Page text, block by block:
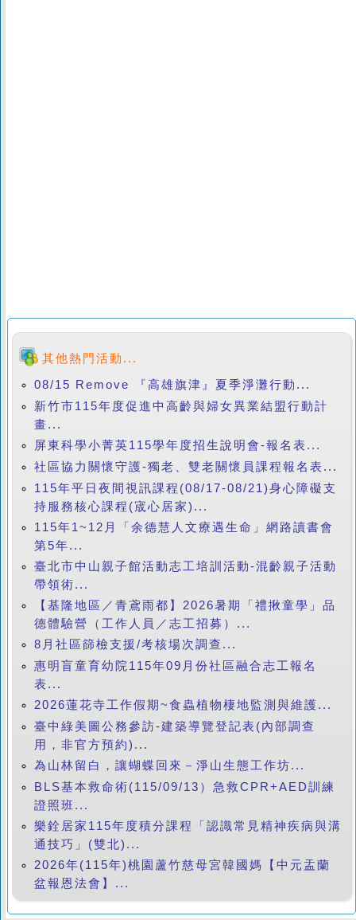
其他熱門活動...
08/15 Remove 『高雄旗津』夏季淨灘行動...
新竹市115年度促進中高齡與婦女異業結盟行動計
畫...
屏東科學小菁英115學年度招生說明會-報名表...
社區協力關懷守護-獨老、雙老關懷員課程報名表...
115年平日夜間視訊課程(08/17-08/21)身心障礙支
持服務核心課程(宬心居家)...
115年1~12月「余德慧人文療遇生命」網路讀書會
第5年...
臺北市中山親子館活動志工培訓活動-混齡親子活動
帶領術...
【基隆地區／青鳶雨都】2026暑期「禮揪童學」品
德體驗營（工作人員／志工招募）...
8月社區篩檢支援/考核場次調查...
惠明盲童育幼院115年09月份社區融合志工報名
表...
2026蓮花寺工作假期~食蟲植物棲地監測與維護...
臺中綠美圖公務參訪-建築導覽登記表(內部調查
用，非官方預約)...
為山林留白，讓蝴蝶回來－淨山生態工作坊...
BLS基本救命術(115/09/13）急救CPR+AED訓練
證照班...
樂銓居家115年度積分課程「認識常見精神疾病與溝
通技巧」(雙北)...
2026年(115年)桃園蘆竹慈母宮韓國媽【中元盂蘭
盆報恩法會】...